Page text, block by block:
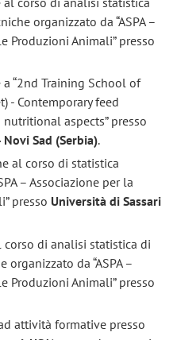
organizzato da “ASPA –
Produzioni Animali” presso
“2nd Training School of
- Contemporary feed
aspects” presso
Sad (Serbia).
al corso di statistica
– Associazione per la
presso Università di Sassari
di analisi statistica di
da “ASPA –
Produzioni Animali” presso
attività formative presso